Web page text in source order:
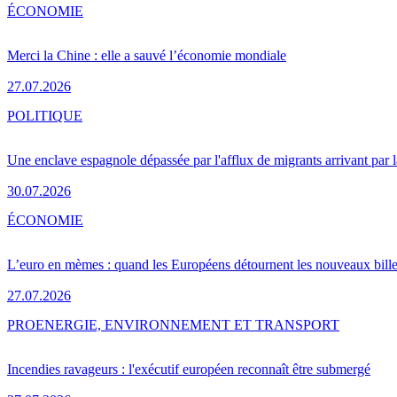
Merci la Chine : elle a sauvé l’économie mondiale
27.07.2026
ÉCONOMIE
Une enclave espagnole dépassée par l'afflux de migrants arrivant par
30.07.2026
POLITIQUE
L’euro en mèmes : quand les Européens détournent les nouveaux
27.07.2026
ÉCONOMIE
Incendies ravageurs : l'exécutif européen reconnaît être submergé
PROENERGIE, ENVIRONNEMENT ET TRANSPORT